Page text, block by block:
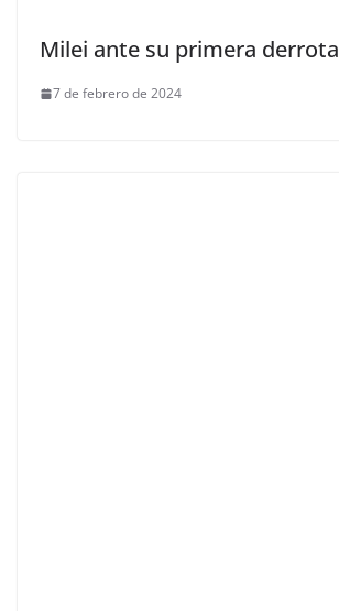
Milei ante su primera derrota
7 de febrero de 2024